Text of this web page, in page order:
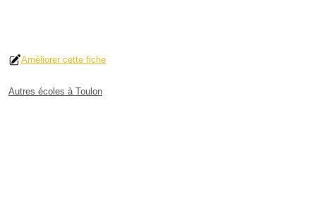
Améliorer cette fiche
Autres écoles à Toulon